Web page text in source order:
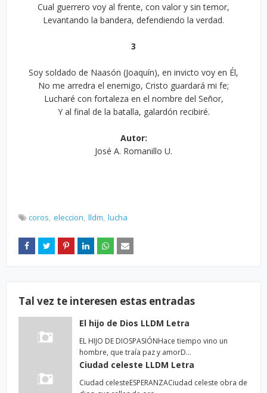
Cual guerrero voy al frente, con valor y sin temor,
Levantando la bandera, defendiendo la verdad.
3
Soy soldado de Naasón (Joaquín), en invicto voy en Él,
No me arredra el enemigo, Cristo guardará mi fe;
Lucharé con fortaleza en el nombre del Señor,
Y al final de la batalla, galardón recibiré.
Autor:
José A. Romanillo U.
coros eleccion lldm lucha
Tal vez te interesen estas entradas
El hijo de Dios LLDM Letra
EL HIJO DE DIOSPASIÓNHace tiempo vino un
hombre, que traía paz y amorD…
Ciudad celeste LLDM Letra
Ciudad celesteESPERANZACiudad celeste obra de